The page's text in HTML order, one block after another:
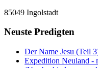
85049 Ingolstadt
Neuste Predigten
Der Name Jesu (Teil
Expedition Neuland -